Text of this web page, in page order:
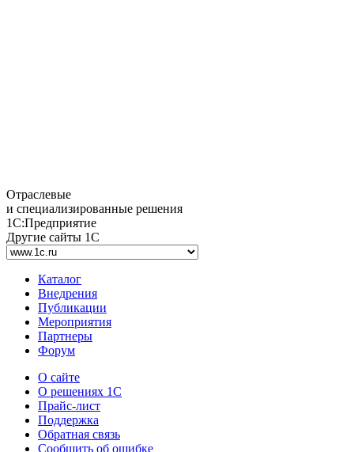
Отраслевые
и специализированные решения
1С:Предприятие
Другие сайты 1С
Каталог
Внедрения
Публикации
Мероприятия
Партнеры
Форум
О сайте
О решениях 1С
Прайс-лист
Поддержка
Обратная связь
Сообщить об ошибке